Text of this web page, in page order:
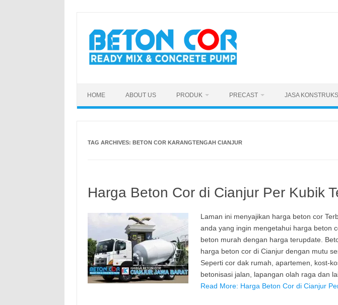
content
HOME ABOUT US PRODUK PRECAST JASA KONSTRUKSI
TAG ARCHIVES: BETON COR KARANGTENGAH CIANJUR
Harga Beton Cor di Cianjur Per Kubik
Laman ini menyajikan harga beton cor
anda yang ingin mengetahui harga beton
beton murah dengan harga terupdate.
harga beton cor di Cianjur dengan mutu
Seperti cor dak rumah, apartemen, kost-
betonisasi jalan, lapangan olah raga dan
Read More: Harga Beton Cor di Cianjur